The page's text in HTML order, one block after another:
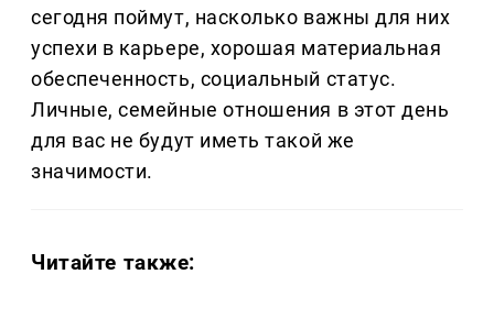
сегодня поймут, насколько важны для них
успехи в карьере, хорошая материальная
обеспеченность, социальный статус.
Личные, семейные отношения в этот день
для вас не будут иметь такой же
значимости.
Читайте также: